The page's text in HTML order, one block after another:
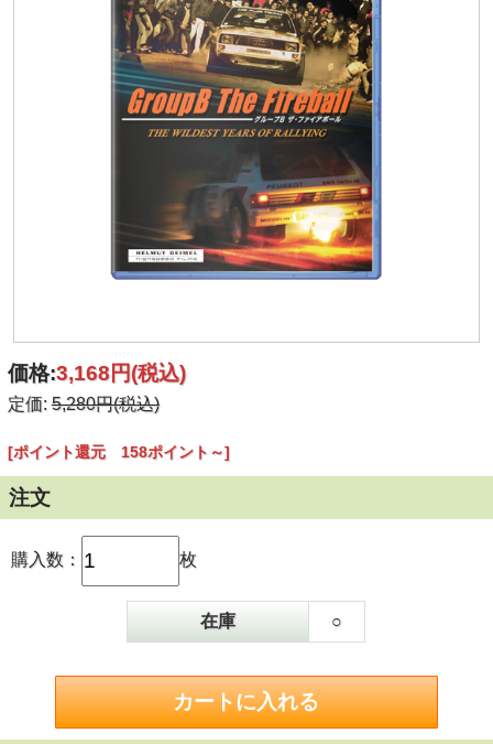
価格:3,168円(税込)
定価:5,280円(税込)
[ポイント還元 158ポイント～]
注文
購入数： 枚
在庫 ○